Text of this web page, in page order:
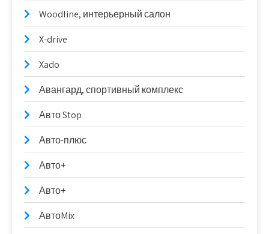
Woodline, интерьерный салон
X-drive
Xado
Авангард, спортивный комплекс
Авто Stop
Авто-плюс
Авто+
Авто+
АвтоMix